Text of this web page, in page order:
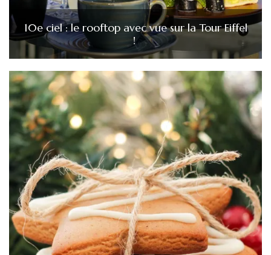
10e ciel : le rooftop avec vue sur la Tour Eiffel
!